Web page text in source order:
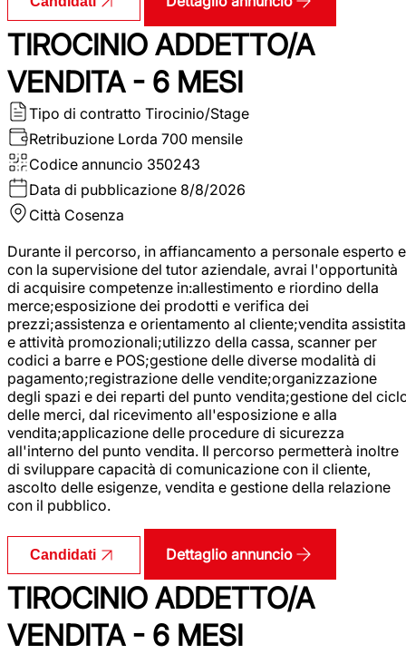
TIROCINIO ADDETTO/A
VENDITA - 6 MESI
Tipo di contratto Tirocinio/Stage
Retribuzione Lorda 700 mensile
Codice annuncio 350243
Data di pubblicazione 8/8/2026
Città Cosenza
Durante il percorso, in affiancamento a personale esperto e
con la supervisione del tutor aziendale, avrai l'opportunità
di acquisire competenze in:allestimento e riordino della
merce;esposizione dei prodotti e verifica dei
prezzi;assistenza e orientamento al cliente;vendita assistita
e attività promozionali;utilizzo della cassa, scanner per
codici a barre e POS;gestione delle diverse modalità di
pagamento;registrazione delle vendite;organizzazione
degli spazi e dei reparti del punto vendita;gestione del
delle merci, dal ricevimento all'esposizione e alla
vendita;applicazione delle procedure di sicurezza
all'interno del punto vendita. Il percorso permetterà inoltre
di sviluppare capacità di comunicazione con il cliente,
ascolto delle esigenze, vendita e gestione della relazione
con il pubblico.
Candidati Dettaglio annuncio
TIROCINIO ADDETTO/A
VENDITA - 6 MESI